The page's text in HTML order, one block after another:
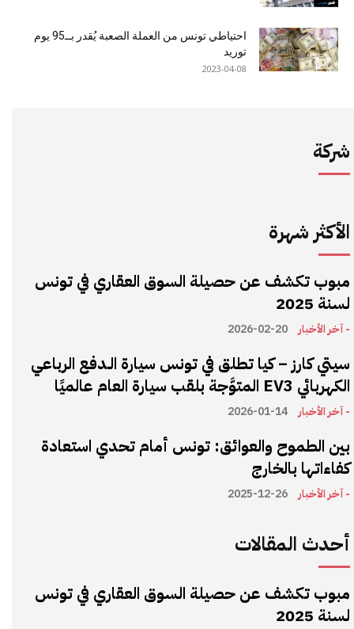
احتياطي تونس من العملة الصعبة يُقدر بــ95 يوم
توريد
2023-04-08
شركة
الأكثر شهرة
مبوب تكشف عن حصيلة السوق العقاري في تونس
لسنة 2025
- آخر الأخبار 2026-02-20
سيتي كارز – كيا تطلق في تونس سيارة الـدفع الرباعي
الكهربائي EV3 المتوَّجة بلقب سيارة العام عالميًا
- آخر الأخبار 2026-01-14
بين الطموح والعوائق: تونس أمام تحدي استعادة
كفاءاتها بالخارج
- آخر الأخبار 2025-12-26
أحدث المقالات
مبوب تكشف عن حصيلة السوق العقاري في تونس
لسنة 2025